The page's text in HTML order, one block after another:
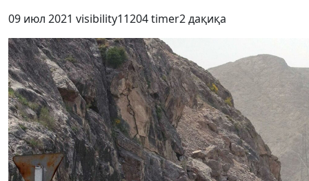
09 июл 2021 visibility11204timer2 дақиқа